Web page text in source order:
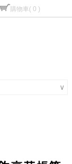
購物車( 0 )
∨